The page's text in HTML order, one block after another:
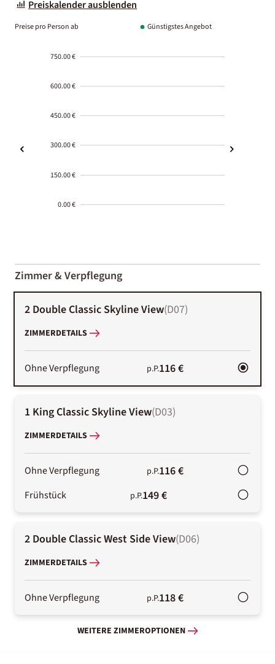
Preiskalender ausblenden
Preise pro Person ab Günstigstes Angebot
750.00 €
600.00 €
450.00 €
300.00 €
150.00 €
0.00 €
01-02
Zimmer & Verpflegung
2 Double Classic Skyline View(D07)
ZIMMERDETAILS
Ohne Verpflegung p.P.116 €
1 King Classic Skyline View(D03)
ZIMMERDETAILS
Ohne Verpflegung p.P.116 €
Frühstück p.P.149 €
2 Double Classic West Side View(D06)
ZIMMERDETAILS
Ohne Verpflegung p.P.118 €
WEITERE ZIMMEROPTIONEN